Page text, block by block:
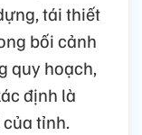
tái thiết
bối cảnh
quy hoạch,
định là
tỉnh.